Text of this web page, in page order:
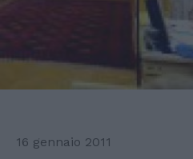
16 gennaio 2011